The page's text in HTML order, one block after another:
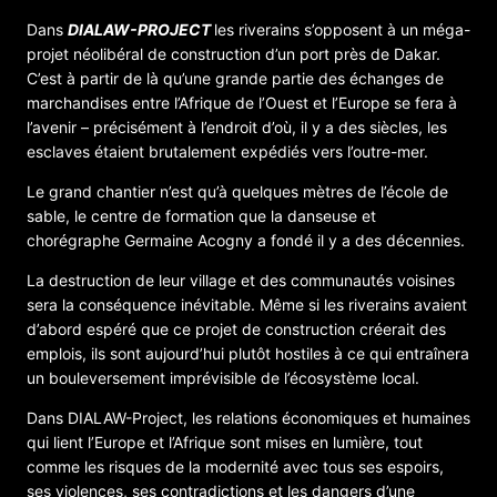
Dans DIALAW-PROJECT les riverains s’opposent à un méga-
projet néolibéral de construction d’un port près de Dakar.
C’est à partir de là qu’une grande partie des échanges de
marchandises entre l’Afrique de l’Ouest et l’Europe se fera à
l’avenir – précisément à l’endroit d’où, il y a des siècles, les
esclaves étaient brutalement expédiés vers l’outre-mer.
Le grand chantier n’est qu’à quelques mètres de l’école de
sable, le centre de formation que la danseuse et
chorégraphe Germaine Acogny a fondé il y a des décennies.
La destruction de leur village et des communautés voisines
sera la conséquence inévitable. Même si les riverains avaient
d’abord espéré que ce projet de construction créerait des
emplois, ils sont aujourd’hui plutôt hostiles à ce qui entraînera
un bouleversement imprévisible de l’écosystème local.
Dans DIALAW-Project, les relations économiques et humaines
qui lient l’Europe et l’Afrique sont mises en lumière, tout
comme les risques de la modernité avec tous ses espoirs,
ses violences, ses contradictions et les dangers d’une